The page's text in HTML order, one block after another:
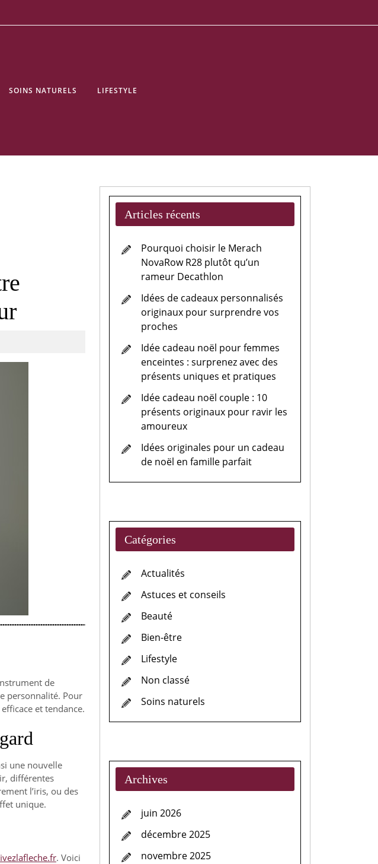
SOINS NATURELS LIFESTYLE
de
personnalité. Pour
et tendance.
une nouvelle
différentes
l’iris, ou des
unique.
. Voici
Articles récents
Pourquoi choisir le Merach
NovaRow R28 plutôt qu’un
rameur Decathlon
Idées de cadeaux personnalisés
originaux pour surprendre vos
proches
Idée cadeau noël pour femmes
enceintes : surprenez avec des
présents uniques et pratiques
Idée cadeau noël couple : 10
présents originaux pour ravir les
amoureux
Idées originales pour un cadeau
de noël en famille parfait
Catégories
Actualités
Astuces et conseils
Beauté
Bien-être
Lifestyle
Non classé
Soins naturels
Archives
juin 2026
décembre 2025
novembre 2025